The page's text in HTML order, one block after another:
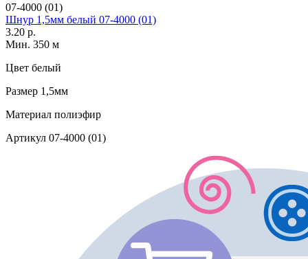
07-4000 (01)
Шнур 1,5мм белый 07-4000 (01)
3.20 р.
Мин. 350 м
Цвет белый
Размер 1,5мм
Материал полиэфир
Артикул 07-4000 (01)